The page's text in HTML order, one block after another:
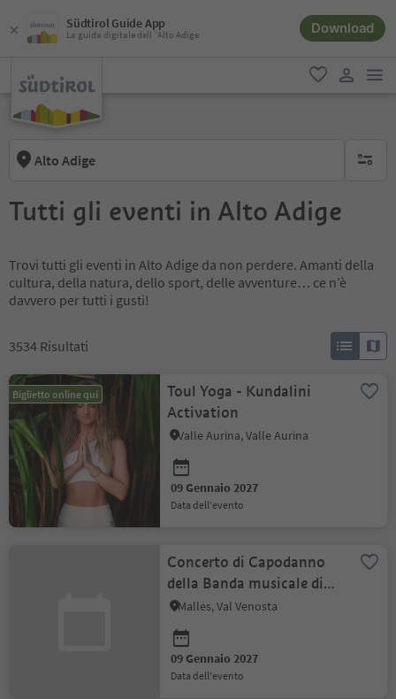
Südtirol Guide App
La guida digitale dell´Alto Adige Download
favoriti
Alto Adige
Tutti gli eventi in Alto Adige
Trovi tutti gli eventi in Alto Adige da non perdere. Amanti della
cultura, della natura, dello sport, delle avventure… ce n’è
davvero per tutti i gusti!
3534 Risultati
Biglietto online qui
Toul Yoga - Kundalini
Activation
Valle Aurina, Valle Aurina
09 Gennaio 2027
data dell'evento
Concerto di Capodanno
della Banda musicale di
Malles
Malles, Val Venosta
09 Gennaio 2027
data dell'evento